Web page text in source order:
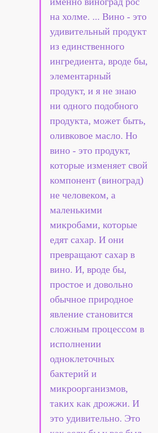
на холме. ... Вино - это
удивительный продукт
из единственного
ингредиента, вроде бы,
элементарный
продукт, и я не знаю
ни одного подобного
продукта, может быть,
оливковое масло. Но
вино - это продукт,
которые изменяет свой
компонент (виноград)
не человеком, а
маленькими
микробами, которые
едят сахар. И они
превращают сахар в
вино. И, вроде бы,
простое и довольно
обычное природное
явление становится
сложным процессом в
исполнении
одноклеточных
бактерий и
микроорганизмов,
таких как дрожжи. И
это удивительно. Это